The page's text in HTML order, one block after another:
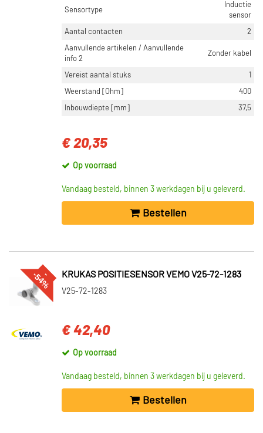
Sensortype
Inductie
sensor
Aantal contacten
2
Aanvullende artikelen / Aanvullende
info 2
Zonder kabel
Vereist aantal stuks
1
Weerstand [Ohm]
400
Inbouwdiepte [mm]
37,5
€ 20,35
Op voorraad
Vandaag besteld, binnen 3 werkdagen bij u geleverd.
Bestellen
--
5
4
% KRUKAS POSITIESENSOR VEMO V25-72-1283
V25-72-1283
€ 42,40
Op voorraad
Vandaag besteld, binnen 3 werkdagen bij u geleverd.
Bestellen